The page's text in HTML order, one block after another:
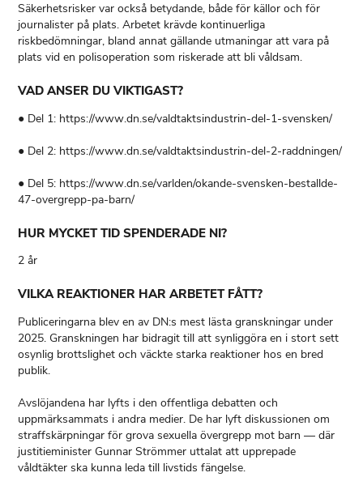
Säkerhetsrisker var också betydande, både för källor och för
journalister på plats. Arbetet krävde kontinuerliga
riskbedömningar, bland annat gällande utmaningar att vara på
plats vid en polisoperation som riskerade att bli våldsam.
VAD ANSER DU VIKTIGAST?
● Del 1: https://www.dn.se/valdtaktsindustrin-del-1-svensken/
● Del 2: https://www.dn.se/valdtaktsindustrin-del-2-raddningen/
● Del 5: https://www.dn.se/varlden/okande-svensken-bestallde-
47-overgrepp-pa-barn/
HUR MYCKET TID SPENDERADE NI?
2 år
VILKA REAKTIONER HAR ARBETET FÅTT?
Publiceringarna blev en av DN:s mest lästa granskningar under
2025. Granskningen har bidragit till att synliggöra en i stort sett
osynlig brottslighet och väckte starka reaktioner hos en bred
publik.
Avslöjandena har lyfts i den offentliga debatten och
uppmärksammats i andra medier. De har lyft diskussionen om
straffskärpningar för grova sexuella övergrepp mot barn — där
justitieminister Gunnar Strömmer uttalat att upprepade
våldtäkter ska kunna leda till livstids fängelse.